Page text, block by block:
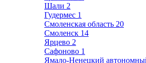
Шали 2
Гудермес 1
Смоленская область 20
Смоленск 14
Ярцево 2
Сафоново 1
Ямало-Ненецкий